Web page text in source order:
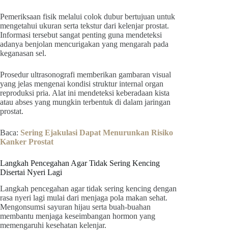
Pemeriksaan fisik melalui colok dubur bertujuan untuk
mengetahui ukuran serta tekstur dari kelenjar prostat.
Informasi tersebut sangat penting guna mendeteksi
adanya benjolan mencurigakan yang mengarah pada
keganasan sel.
Prosedur ultrasonografi memberikan gambaran visual
yang jelas mengenai kondisi struktur internal organ
reproduksi pria. Alat ini mendeteksi keberadaan kista
atau abses yang mungkin terbentuk di dalam jaringan
prostat.
Baca: Sering Ejakulasi Dapat Menurunkan Risiko
Kanker Prostat
Langkah Pencegahan Agar Tidak Sering Kencing
Disertai Nyeri Lagi
Langkah pencegahan agar tidak sering kencing dengan
rasa nyeri lagi mulai dari menjaga pola makan sehat.
Mengonsumsi sayuran hijau serta buah-buahan
membantu menjaga keseimbangan hormon yang
memengaruhi kesehatan kelenjar.